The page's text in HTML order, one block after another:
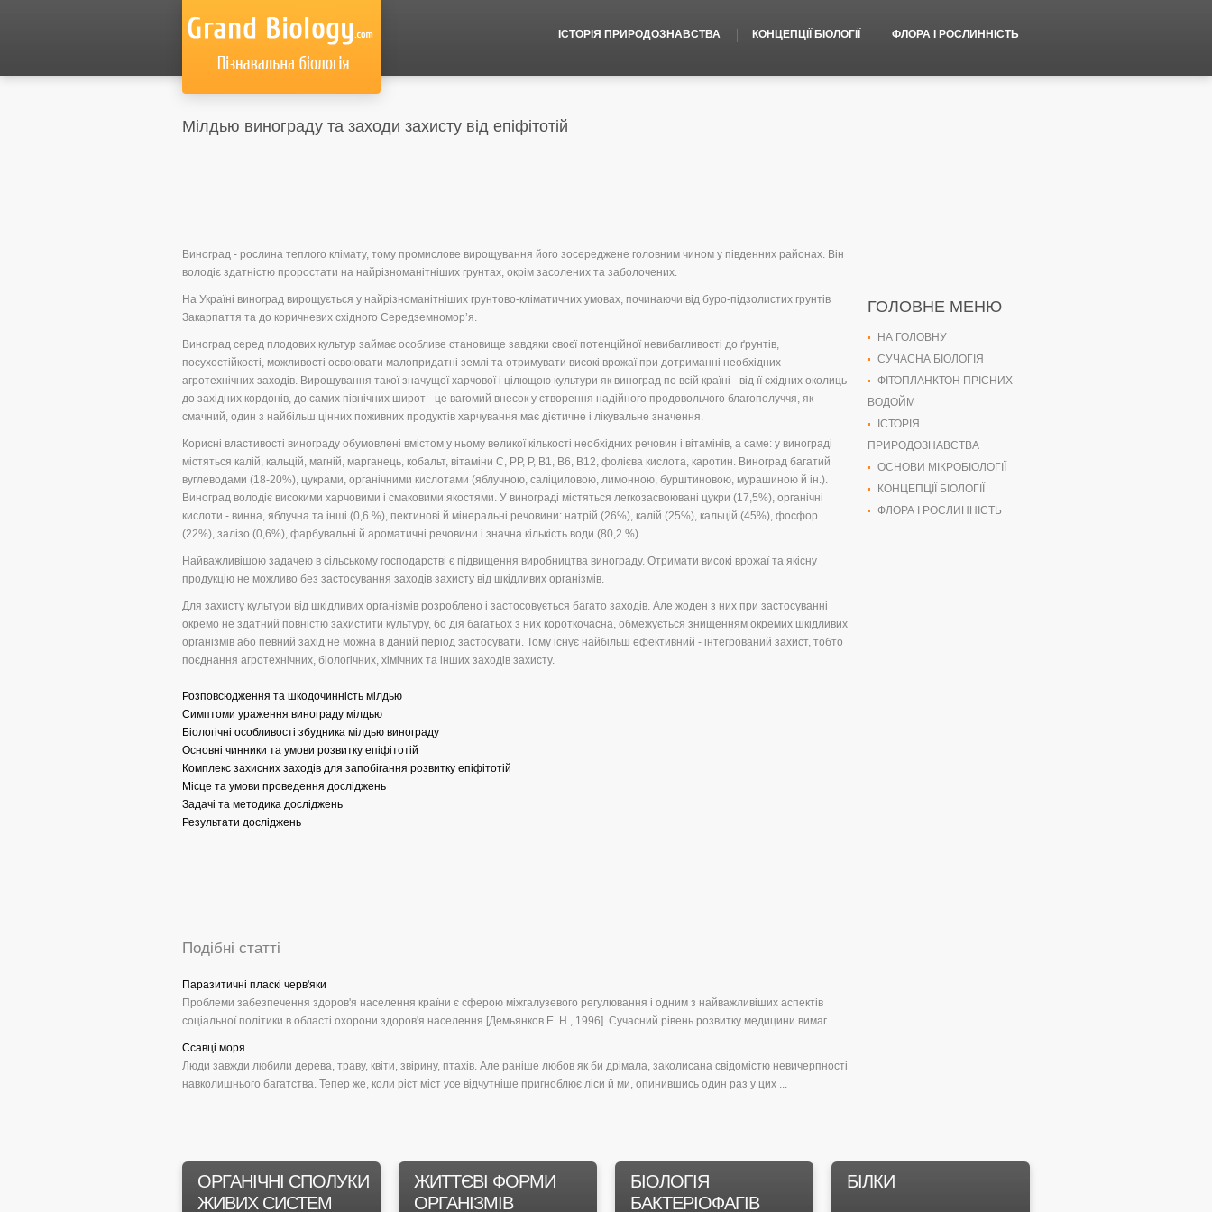
ІСТОРІЯ ПРИРОДОЗНАВСТВА КОНЦЕПЦІЇ БІОЛОГІЇ ФЛОРА І РОСЛИННІСТЬ
Мілдью винограду та заходи захисту від епіфітотій
Виноград - рослина теплого клімату, тому промислове вирощування його зосереджене головним чином у південних районах. Він
володіє здатністю проростати на найрізноманітніших грунтах, окрім засолених та заболочених.
На Україні виноград вирощується у найрізноманітніших грунтово-кліматичних умовах, починаючи від буро-підзолистих грунтів
Закарпаття та до коричневих східного Середземномор’я.
Виноград серед плодових культур займає особливе становище завдяки своєї потенційної невибагливості до ґрунтів,
посухостійкості, можливості освоювати малопридатні землі та отримувати високі врожаї при дотриманні необхідних
агротехнічних заходів. Вирощування такої значущої харчової і цілющою культури як виноград по всій країні - від її східних околиць
до західних кордонів, до самих північних широт - це вагомий внесок у створення надійного продовольчого благополуччя, як
смачний, один з найбільш цінних поживних продуктів харчування має дієтичне і лікувальне значення.
Корисні властивості винограду обумовлені вмістом у ньому великої кількості необхідних речовин і вітамінів, а саме: у винограді
містяться калій, кальцій, магній, марганець, кобальт, вітаміни С, РР, Р, В1, В6, В12, фолієва кислота, каротин. Виноград багатий
вуглеводами (18-20%), цукрами, органічними кислотами (яблучною, саліциловою, лимонною, бурштиновою, мурашиною й ін.).
Виноград володіє високими харчовими і смаковими якостями. У винограді містяться легкозасвоювані цукри (17,5%), органічні
кислоти - винна, яблучна та інші (0,6 %), пектинові й мінеральні речовини: натрій (26%), калій (25%), кальцій (45%), фосфор
(22%), залізо (0,6%), фарбувальні й ароматичні речовини і значна кількість води (80,2 %).
Найважливішою задачею в сільському господарстві є підвищення виробництва винограду. Отримати високі врожаї та якісну
продукцію не можливо без застосування заходів захисту від шкідливих організмів.
Для захисту культури від шкідливих організмів розроблено і застосовується багато заходів. Але жоден з них при застосуванні
окремо не здатний повністю захистити культуру, бо дія багатьох з них короткочасна, обмежується знищенням окремих шкідливих
організмів або певний захід не можна в даний період застосувати. Тому існує найбільш ефективний - інтегрований захист, тобто
поєднання агротехнічних, біологічних, хімічних та інших заходів захисту.
Розповсюдження та шкодочинність мілдью
Симптоми ураження винограду мілдью
Біологічні особливості збудника мілдью винограду
Основні чинники та умови розвитку епіфітотій
Комплекс захисних заходів для запобігання розвитку епіфітотій
Місце та умови проведення досліджень
Задачі та методика досліджень
Результати досліджень
Подібні статті
Паразитичні пласкі черв'яки
Проблеми забезпечення здоров'я населення країни є сферою міжгалузевого регулювання і одним з найважливіших аспектів
соціальної політики в області охорони здоров'я населення [Демьянков Е. Н., 1996]. Сучасний рівень розвитку медицини вимаг ...
Ссавці моря
Люди завжди любили дерева, траву, квіти, звірину, птахів. Але раніше любов як би дрімала, заколисана свідомістю невичерпності
навколишнього багатства. Тепер же, коли ріст міст усе відчутніше пригноблює ліси й ми, опинившись один раз у цих ...
ГОЛОВНЕ МЕНЮ
НА ГОЛОВНУ
СУЧАСНА БІОЛОГІЯ
ФІТОПЛАНКТОН ПРІСНИХ
ВОДОЙМ
ІСТОРІЯ
ПРИРОДОЗНАВСТВА
ОСНОВИ МІКРОБІОЛОГІЇ
КОНЦЕПЦІЇ БІОЛОГІЇ
ФЛОРА І РОСЛИННІСТЬ
ОРГАНІЧНІ СПОЛУКИ
ЖИВИХ СИСТЕМ
ЖИТТЄВІ ФОРМИ
ОРГАНІЗМІВ
БІОЛОГІЯ
БАКТЕРІОФАГІВ
БІЛКИ